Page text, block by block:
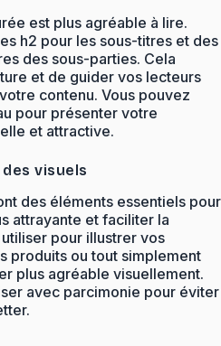
est plus agréable à lire.
h2 pour les sous-titres et des
des sous-parties. Cela
et de guider vos lecteurs
contenu. Vous pouvez
pour présenter votre
et attractive.
visuels
des éléments essentiels pour
attrayante et faciliter la
pour illustrer vos
produits ou tout simplement
plus agréable visuellement.
avec parcimonie pour éviter